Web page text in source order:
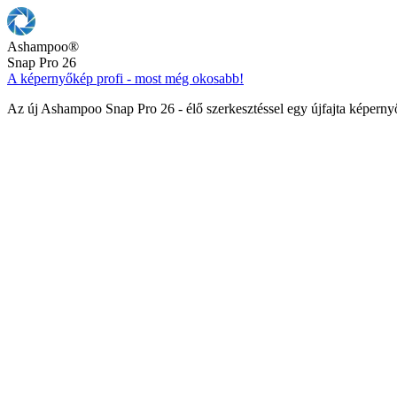
Ashampoo®
Snap Pro 26
A képernyőkép profi - most még okosabb!
Az új Ashampoo Snap Pro 26 - élő szerkesztéssel egy újfajta